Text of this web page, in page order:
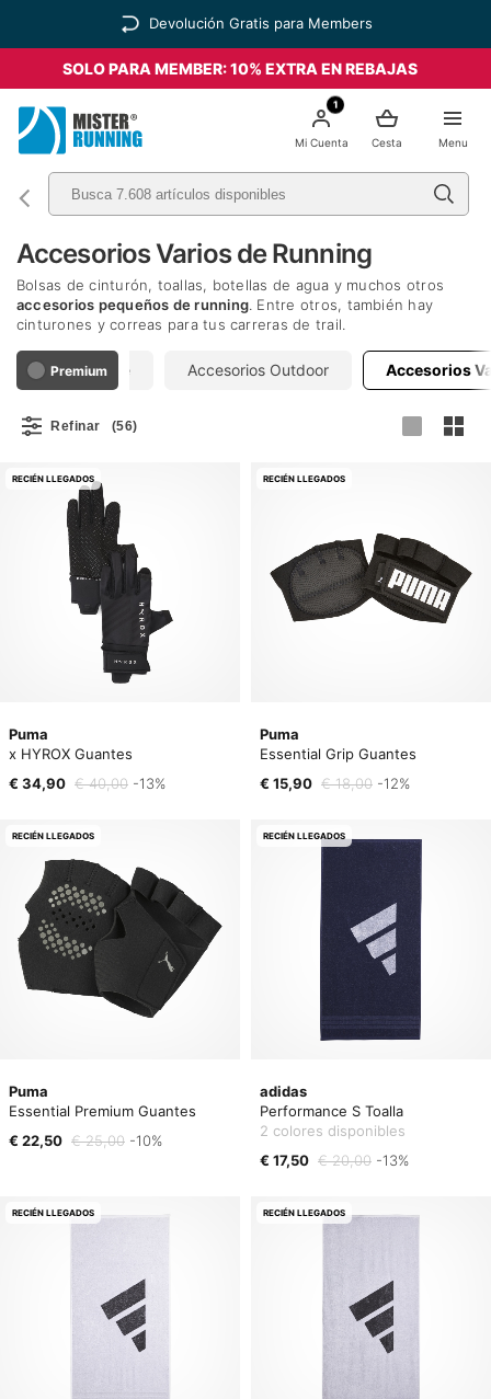
Devolución Gratis para Members
SOLO PARA MEMBER: 10% EXTRA EN REBAJAS
Menu
Cesta
1
Mi Cuenta
Accesorios Varios de Running
Bolsas de cinturón, toallas, botellas de agua y muchos otros
accesorios pequeños de running. Entre otros, también hay
cinturones y correas para tus carreras de trail.
Premium
Smartphone Accesorios Outdoor Accesorios
Refinar (56)
Puma
x HYROX Guantes
€ 34,90 € 40,00 -13%
RECIÉN LLEGADOS
Puma
Essential Grip Guantes
€ 15,90 € 18,00 -12%
RECIÉN LLEGADOS
Puma
Essential Premium Guantes
€ 22,50 € 25,00 -10%
RECIÉN LLEGADOS
adidas
Performance S Toalla
2 colores disponibles
€ 17,50 € 20,00 -13%
RECIÉN LLEGADOS
RECIÉN LLEGADOS RECIÉN LLEGADOS